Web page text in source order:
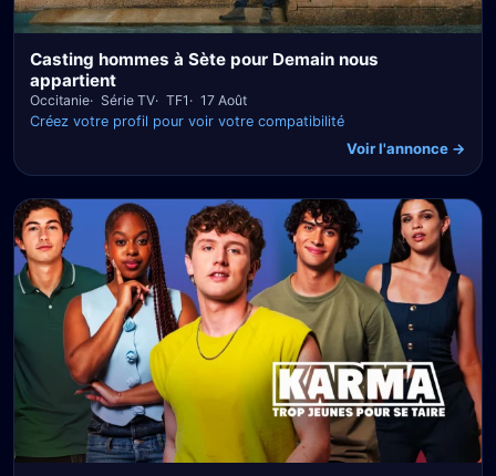
Casting hommes à Sète pour Demain nous
appartient
Occitanie Série TV TF1
17 Août
Créez votre profil pour voir votre compatibilité
Voir l'annonce →